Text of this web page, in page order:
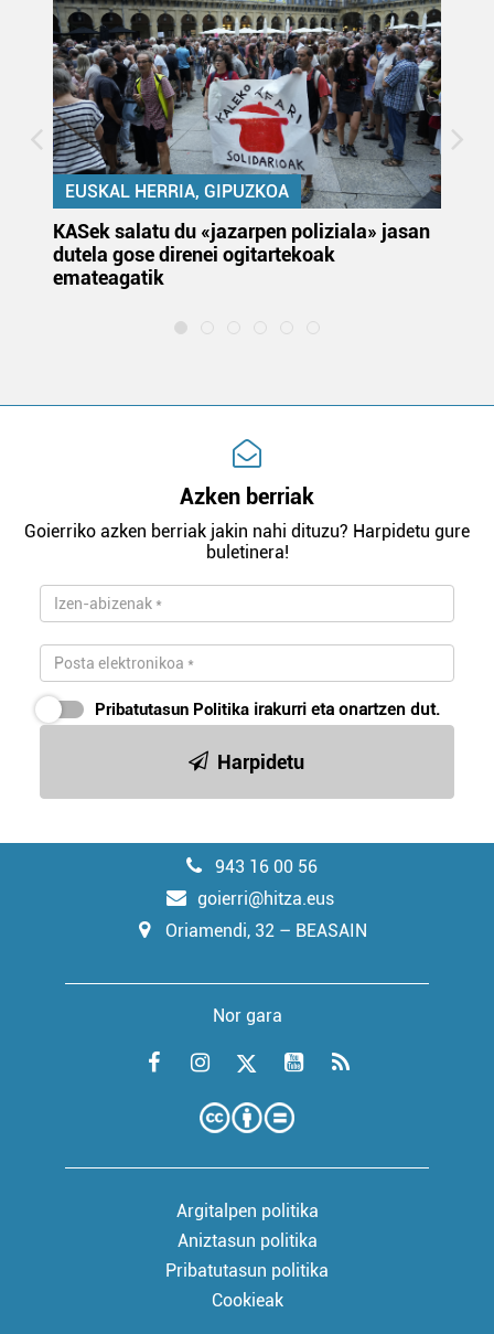
EUSKAL HERRIA, GIPUZKOA
KASek salatu du «jazarpen poliziala» jasan
dutela gose direnei ogitartekoak
emateagatik
Azken berriak
Goierriko azken berriak jakin nahi dituzu? Harpidetu gure
buletinera!
Pribatutasun Politika irakurri eta onartzen dut.
Harpidetu
943 16 00 56
goierri@hitza.eus
Oriamendi, 32 – BEASAIN
Nor gara
Argitalpen politika
Aniztasun politika
Pribatutasun politika
Cookieak